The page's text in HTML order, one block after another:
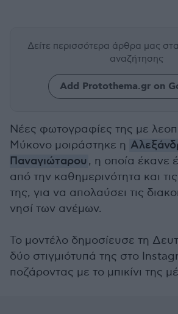
Δείτε περισσότερα άρθρα μας
αναζήτησης
Add Protothema.gr on
Νέες φωτογραφίες της με
Μύκονο μοιράστηκε η
Παναγιώταρου , η οποία έκανε
από την καθημερινότητα και
της, για να απολαύσει τις
νησί των ανέμων.
Το μοντέλο δημοσίευσε τη
δύο στιγμιότυπά της στο
ποζάροντας με το μπικίνι της